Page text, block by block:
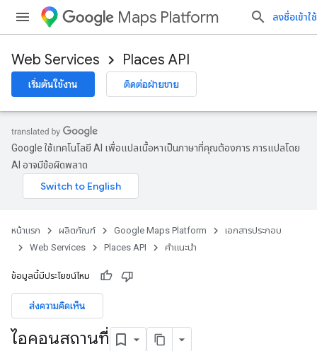
Maps Platform ลงชื่อเข้าใช้
Web Services Places API
เริ่มต้นใช้งาน ติดต่อฝ่ายขาย
Google ใช้เทคโนโลยี AI เพื่อแปลเนื้อหาเป็นภาษาที่คุณต้องการ การแปลโดย
AI อาจมีข้อผิดพลาด
หน้าแรก ผลิตภัณฑ์ Google Maps Platform
เอกสารประกอบ
Web Services
Places API คำแนะนำ
ข้อมูลนี้มีประโยชน์ไหม
ส่งความคิดเห็น
ไอคอนสถานที่